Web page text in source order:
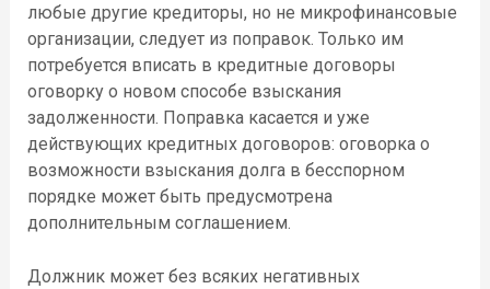
любые другие кредиторы, но не микрофинансовые
организации, следует из поправок. Только им
потребуется вписать в кредитные договоры
оговорку о новом способе взыскания
задолженности. Поправка касается и уже
действующих кредитных договоров: оговорка о
возможности взыскания долга в бесспорном
порядке может быть предусмотрена
дополнительным соглашением.
Должник может без всяких негативных